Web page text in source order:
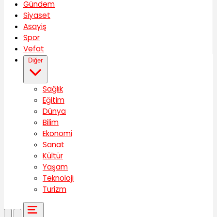
Gündem
Siyaset
Asayiş
Spor
Vefat
Diğer
Sağlık
Eğitim
Dünya
Bilim
Ekonomi
Sanat
Kültür
Yaşam
Teknoloji
Turizm